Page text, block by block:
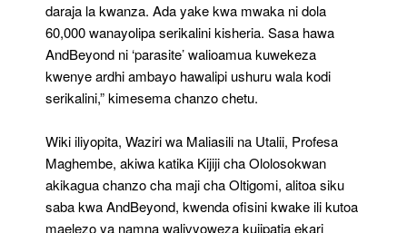
daraja la kwanza. Ada yake kwa mwaka ni dola
60,000 wanayolipa serikalini kisheria. Sasa hawa
AndBeyond ni ‘parasite’ walioamua kuwekeza
kwenye ardhi ambayo hawalipi ushuru wala kodi
serikalini,” kimesema chanzo chetu.
Wiki iliyopita, Waziri wa Maliasili na Utalii, Profesa
Maghembe, akiwa katika Kijiji cha Ololosokwan
akikagua chanzo cha maji cha Oltigomi, alitoa siku
saba kwa AndBeyond, kwenda ofisini kwake ili kutoa
maelezo ya namna walivyoweza kujipatia ekari